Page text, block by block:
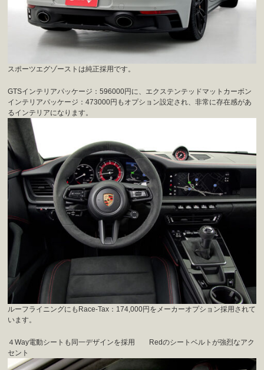
スポーツエグゾーストは純正採用です。
GTSインテリアパッケージ：596000円に、エクステンテッドマットカーボン
インテリアパッケージ：473000円もオプション設定され、非常に存在感があ
るインテリアになります。
ルーフライニングにもRace-Tax：174,000円をメーカーオプション採用されて
います。
４Way電動シートも同一デザインを採用 Redのシートベルトが強烈なアク
セント